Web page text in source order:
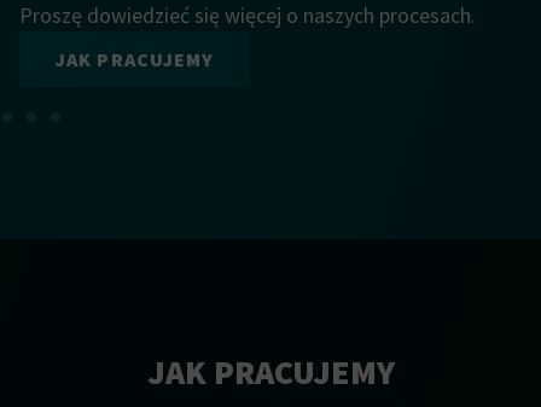
Proszę dowiedzieć się więcej o naszych procesach.
JAK PRACUJEMY
JAK PRACUJEMY